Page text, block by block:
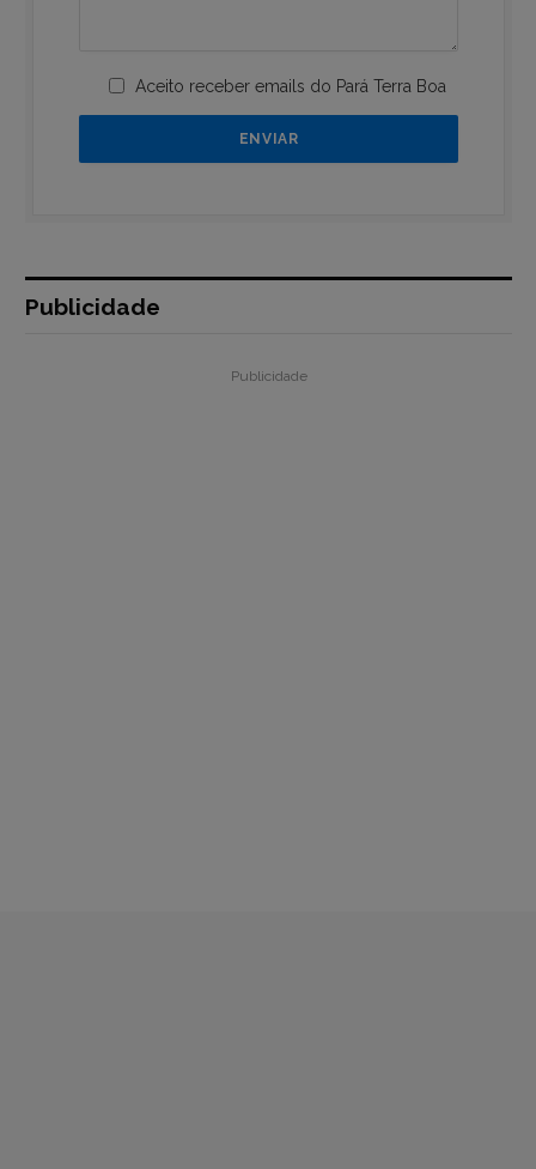
Aceito receber emails do Pará Terra Boa
Publicidade
Publicidade